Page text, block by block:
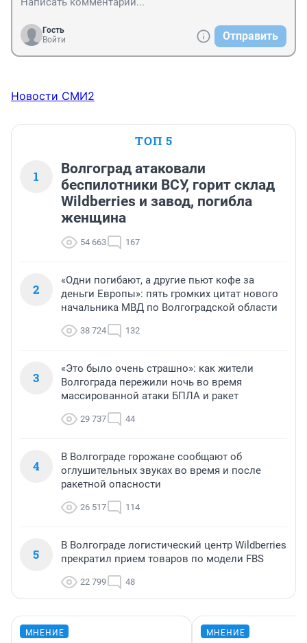
Гость
Войти
Отправить
Новости СМИ2
ТОП 5
1
Волгоград атаковали
беспилотники ВСУ, горит склад
Wildberries и завод, погибла
женщина
54 663 167
2
«Одни погибают, а другие пьют кофе за
деньги Европы»: пять громких цитат нового
начальника МВД по Волгоградской области
38 724 132
3
«Это было очень страшно»: как жители
Волгограда пережили ночь во время
массированной атаки БПЛА и ракет
29 737 44
4
В Волгограде горожане сообщают об
оглушительных звуках во время и после
ракетной опасности
26 517 114
5
В Волгограде логистический центр Wildberries
прекратил прием товаров по модели FBS
22 799 48
МНЕНИЕ МНЕНИЕ